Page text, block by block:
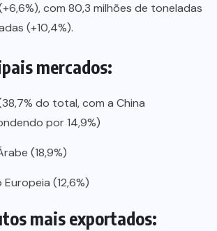
com 80,3 milhões de toneladas
(+10,4%).
mercados:
do total, com a China
por 14,9%)
(18,9%)
Europeia (12,6%)
mais exportados: